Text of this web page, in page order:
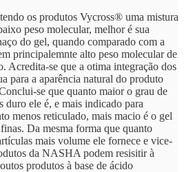
os produtos Vycross® uma mistura
peso molecular, melhor é sua
do gel, quando comparado com a
principalemnte alto peso molecular de
Acredita-se que a otima integração dos
para a aparência natural do produto
se que quanto maior o grau de
duro ele é, e mais indicado para
menos reticulado, mais macio é o gel
Da mesma forma que quanto
mais volume ele fornece e vice-
da NASHA podem resisitir à
produtos à base de ácido